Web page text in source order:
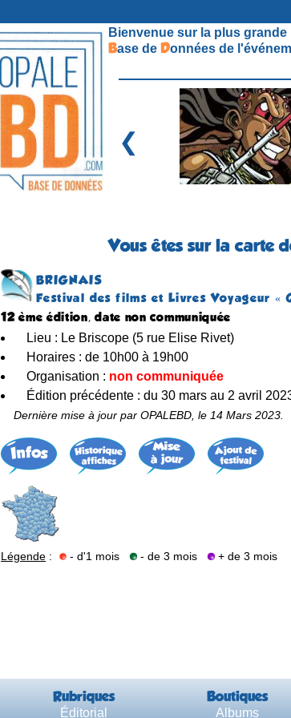
Bienvenue sur la plus grande
Base de Données de
❮
Vous êtes sur la carte
BRIGNAIS
Festival des films et Livres Voyageur «
12 ème édition, date non communiquée
Lieu : Le Briscope (5 rue Elise Rivet)
Horaires : de 10h00 à 19h00
Organisation : non communiquée
Édition précédente : du 30 mars au 2 avril
Dernière mise à jour par OPALEBD, le 14 Mars 2023.
Légende : - d'1 mois - de 3 mois + de 3 mois
Rubriques Boutiques
Éditorial Albums